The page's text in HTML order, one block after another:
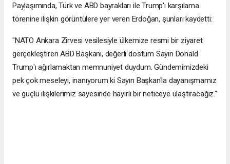
Paylaşımında, Türk ve ABD bayrakları ile Trump'ı karşılama
törenine ilişkin görüntülere yer veren Erdoğan, şunları kaydetti:
"NATO Ankara Zirvesi vesilesiyle ülkemize resmi bir ziyaret
gerçekleştiren ABD Başkanı, değerli dostum Sayın Donald
Trump'ı ağırlamaktan memnuniyet duydum. Gündemimizdeki
pek çok meseleyi, inanıyorum ki Sayın Başkan'la dayanışmamız
ve güçlü ilişkilerimiz sayesinde hayırlı bir neticeye ulaştıracağız."